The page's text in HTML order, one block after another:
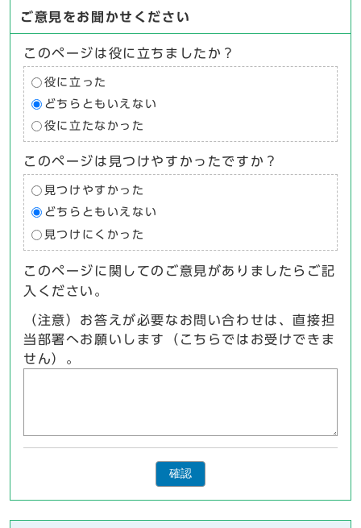
ご意見をお聞かせください
このページは役に立ちましたか？
役に立った
どちらともいえない
役に立たなかった
このページは見つけやすかったですか？
見つけやすかった
どちらともいえない
見つけにくかった
このページに関してのご意見がありましたらご記
入ください。
（注意）お答えが必要なお問い合わせは、直接担
当部署へお願いします（こちらではお受けできま
せん）。
確認